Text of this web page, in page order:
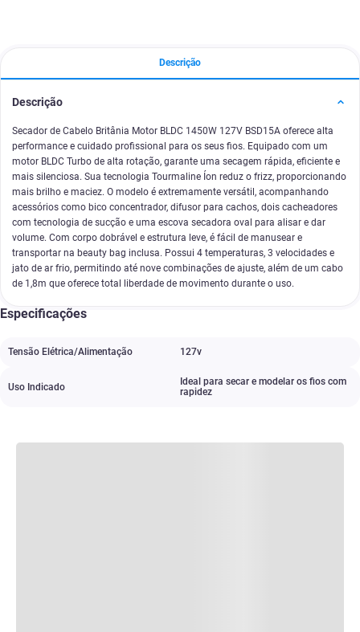
Descrição
Descrição
Secador de Cabelo Britânia Motor BLDC 1450W 127V BSD15A oferece alta
performance e cuidado profissional para os seus fios. Equipado com um
motor BLDC Turbo de alta rotação, garante uma secagem rápida, eficiente e
mais silenciosa. Sua tecnologia Tourmaline Íon reduz o frizz, proporcionando
mais brilho e maciez. O modelo é extremamente versátil, acompanhando
acessórios como bico concentrador, difusor para cachos, dois cacheadores
com tecnologia de sucção e uma escova secadora oval para alisar e dar
volume. Com corpo dobrável e estrutura leve, é fácil de manusear e
transportar na beauty bag inclusa. Possui 4 temperaturas, 3 velocidades e
jato de ar frio, permitindo até nove combinações de ajuste, além de um cabo
de 1,8m que oferece total liberdade de movimento durante o uso.
Especificações
Tensão Elétrica/Alimentação 127v
Uso Indicado
Ideal para secar e modelar os fios com
rapidez